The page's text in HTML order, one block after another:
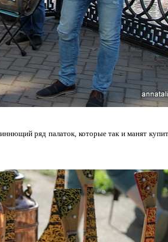
ряд палаток, которые так и манят